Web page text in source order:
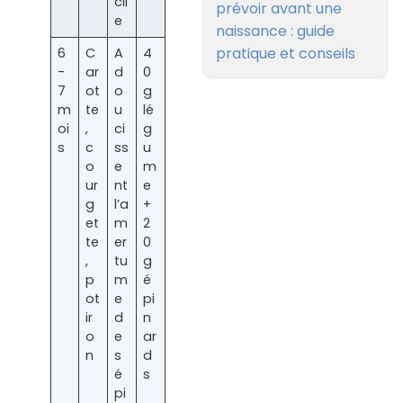
e
6
-
7
m
oi
s
C
ar
ot
te
,
c
o
ur
g
et
te
,
p
ot
ir
o
n
A
d
o
u
ci
ss
e
nt
l’a
m
er
tu
m
e
d
e
s
é
pi
4
0
g
lé
g
u
m
e
+
2
0
g
é
pi
n
ar
d
s
prévoir avant une
naissance : guide
pratique et conseils